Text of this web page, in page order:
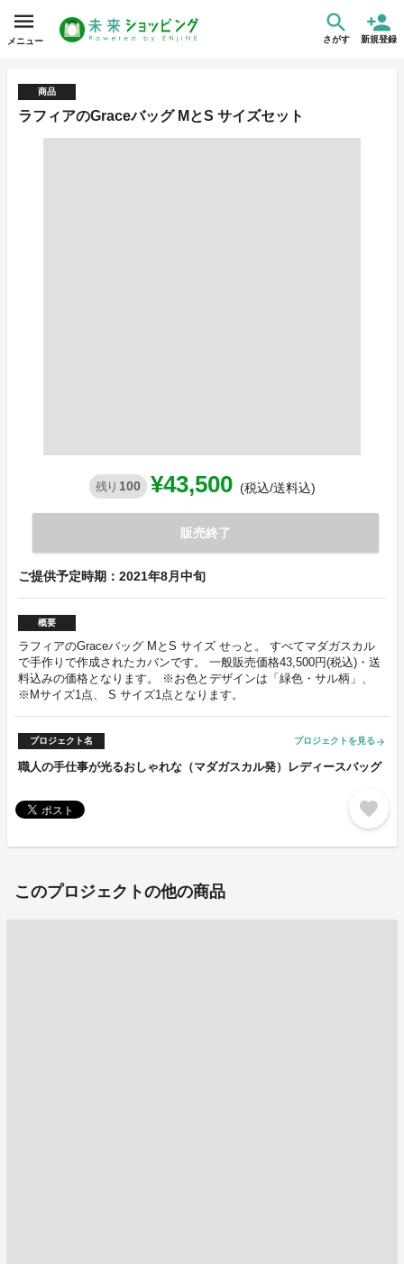
メニュー さがす 新規登録
商品
ラフィアのGraceバッグ MとS サイズセット
残り 100 ¥43,500 (税込/送料込)
販売終了
ご提供予定時期：2021年8月中旬
概要
ラフィアのGraceバッグ MとS サイズ せっと。 すべてマダガスカル
で手作りで作成されたカバンです。 一般販売価格43,500円(税込)・送
料込みの価格となります。 ※お色とデザインは「緑色・サル柄」、
※Mサイズ1点、 S サイズ1点となります。
プロジェクト名 プロジェクトを見る arrow_forward
職人の手仕事が光るおしゃれな（マダガスカル発）レディースバッグ
favorite
このプロジェクトの他の商品